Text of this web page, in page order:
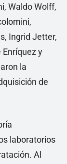
Waldo Wolff,
Ingrid Jetter,
y
la
de
laboratorios
Al